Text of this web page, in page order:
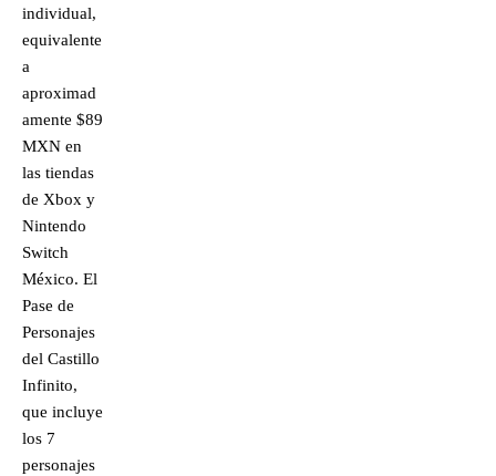
individual,
equivalente
a
aproximad
amente $89
MXN en
las tiendas
de Xbox y
Nintendo
Switch
México. El
Pase de
Personajes
del Castillo
Infinito,
que incluye
los 7
personajes